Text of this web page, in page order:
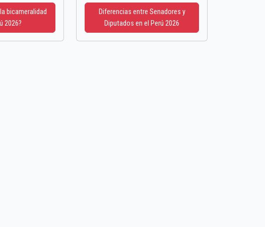
bicameralidad
2026?
Diferencias entre Senadores y
Diputados en el Perú 2026